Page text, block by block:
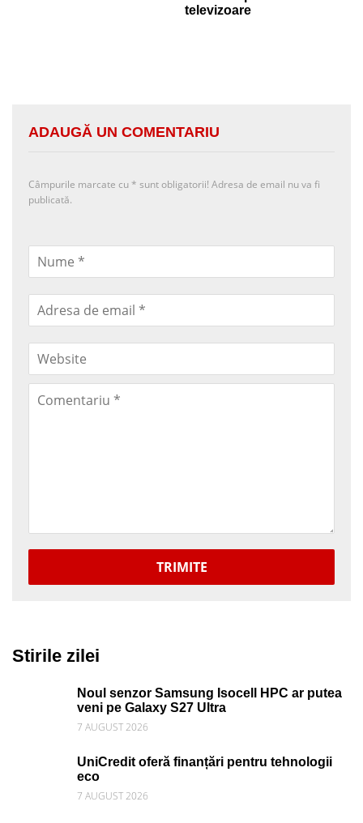
televizoare
ADAUGĂ UN COMENTARIU
Câmpurile marcate cu * sunt obligatorii! Adresa de email nu va fi
publicată.
TRIMITE
Stirile zilei
Noul senzor Samsung Isocell HPC ar putea
veni pe Galaxy S27 Ultra
7 AUGUST 2026
UniCredit oferă finanțări pentru tehnologii
eco
7 AUGUST 2026